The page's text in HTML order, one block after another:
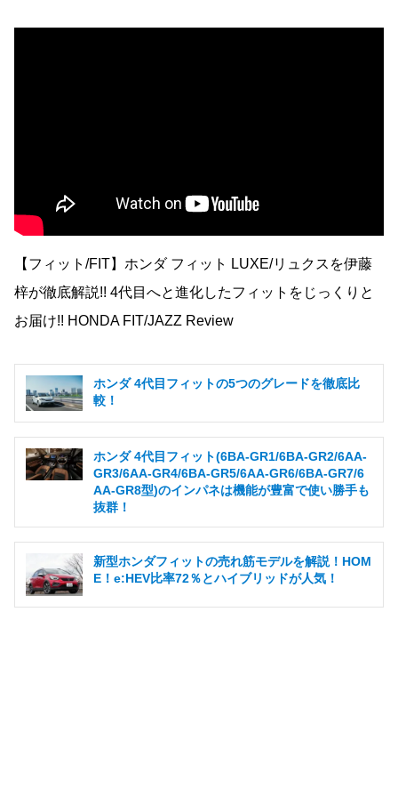
【フィット/FIT】ホンダ フィット LUXE/リュクスを伊藤
梓が徹底解説!! 4代目へと進化したフィットをじっくりと
お届け!! HONDA FIT/JAZZ Review
ホンダ 4代目フィットの5つのグレードを徹底比
較！
ホンダ 4代目フィット(6BA-GR1/6BA-GR2/6AA-
GR3/6AA-GR4/6BA-GR5/6AA-GR6/6BA-GR7/6
AA-GR8型)のインパネは機能が豊富で使い勝手も
抜群！
新型ホンダフィットの売れ筋モデルを解説！HOM
E！e:HEV比率72％とハイブリッドが人気！